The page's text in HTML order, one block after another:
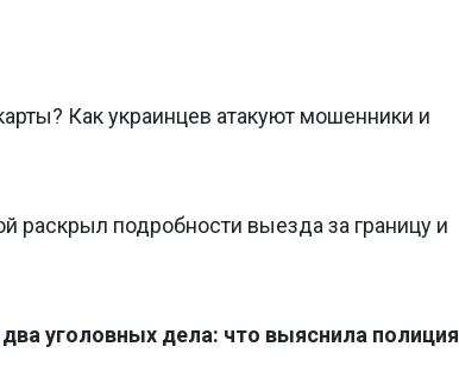
Как украинцев атакуют мошенники и
раскрыл подробности выезда за границу и
уголовных дела: что выяснила полиция